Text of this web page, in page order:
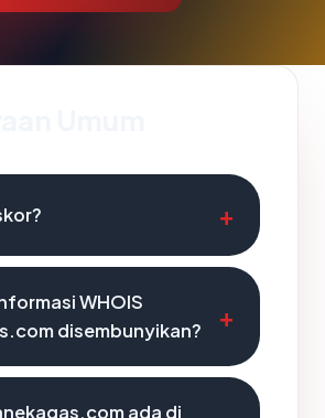
WHOIS
disembunyikan?
ada di